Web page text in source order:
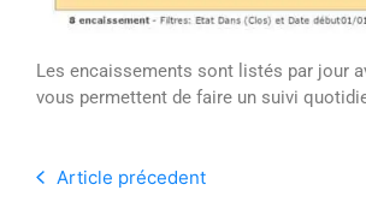
Les encaissements sont listés par jour
vous permettent de faire un suivi
Article précedent